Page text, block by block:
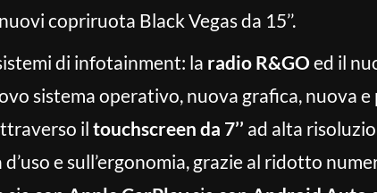
copriruota Black Vegas da 15’’.
di infotainment: la radio R&GO ed il
sistema operativo, nuova grafica, nuova
il touchscreen da 7’’ ad alta
e sull’ergonomia, grazie al ridotto